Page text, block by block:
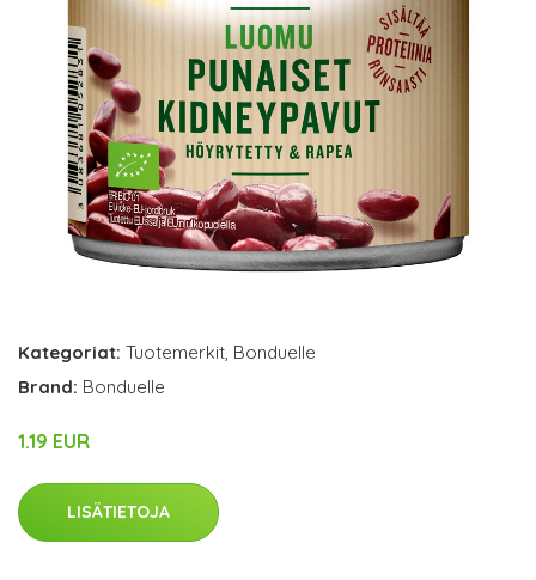
Kategoriat: Tuotemerkit, Bonduelle
Brand: Bonduelle
1.19 EUR
LISÄTIETOJA